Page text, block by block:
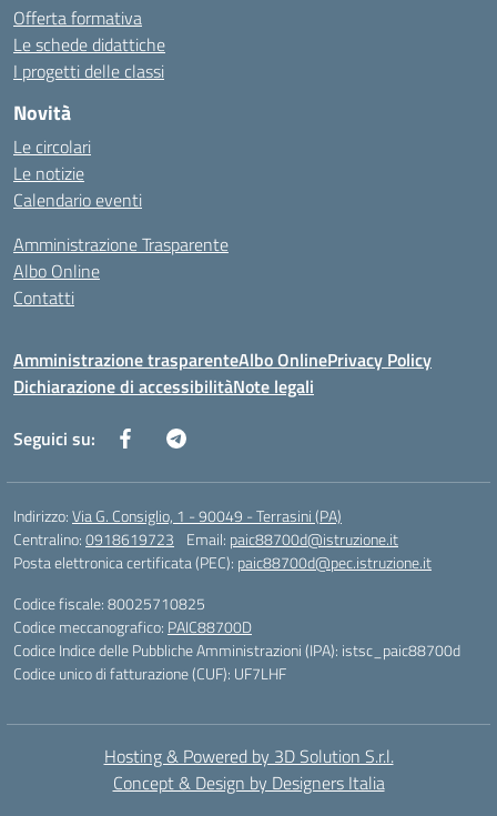
Offerta formativa
Le schede didattiche
I progetti delle classi
Novità
Le circolari
Le notizie
Calendario eventi
Amministrazione Trasparente
Albo Online
Contatti
Amministrazione trasparenteAlbo OnlinePrivacy Policy
Dichiarazione di accessibilitàNote legali
Seguici su:
Indirizzo:Via G. Consiglio, 1 - 90049 - Terrasini (PA)
Centralino:0918619723 Email: paic88700d@istruzione.it
Posta elettronica certificata (PEC): paic88700d@pec.istruzione.it
Codice fiscale: 80025710825
Codice meccanografico: PAIC88700D
Codice Indice delle Pubbliche Amministrazioni (IPA): istsc_paic88700d
Codice unico di fatturazione (CUF): UF7LHF
Hosting & Powered by 3D Solution S.r.l.
Concept & Design by Designers Italia